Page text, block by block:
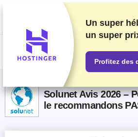
Nous classons nos produits sur la base de
rigoureux, mais nous tenons également
des accords commerciaux conclus avec les
contient des liens d'affiliation.Information sur
Solunet Avis 2026 –
le recommandons
Un super
un super
Profitez des